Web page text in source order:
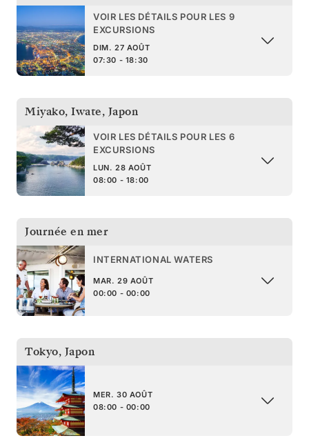
VOIR LES DÉTAILS POUR LES 9
EXCURSIONS
DIM. 27 AOÛT
07:30 - 18:30
Miyako, Iwate, Japon
VOIR LES DÉTAILS POUR LES 6
EXCURSIONS
LUN. 28 AOÛT
08:00 - 18:00
Journée en mer
INTERNATIONAL WATERS
MAR. 29 AOÛT
00:00 - 00:00
Tokyo, Japon
MER. 30 AOÛT
08:00 - 00:00